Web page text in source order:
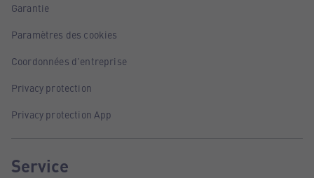
Garantie
Paramètres des cookies
Coordonnées d'entreprise
Privacy protection
Privacy protection App
Service